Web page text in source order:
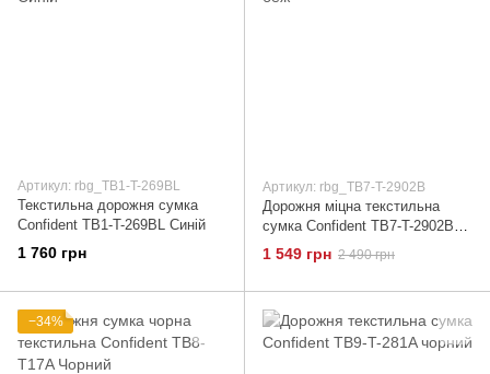
Артикул: rbg_TB1-T-269BL
Текстильна дорожня сумка
Confident TB1-T-269BL Синій
1 760 грн
Артикул: rbg_TB7-T-2902B
Дорожня міцна текстильна
сумка Confident TB7-T-2902B
беж
1 549 грн 2 490 грн
−34%